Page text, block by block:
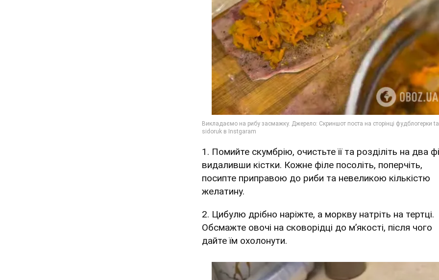
1. Помийте скумбрію, очистьте її та розділіть на два
видаливши кістки. Кожне філе посоліть, поперчіть,
посипте приправою до риби та невеликою кількістю
желатину.
2. Цибулю дрібно наріжте, а моркву натріть на тертці.
Обсмажте овочі на сковорідці до м’якості, після чого
дайте їм охолонути.